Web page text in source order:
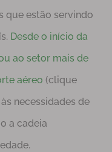
que estão servindo
Desde o início da
ao setor mais de
aéreo (clique
necessidades de
a cadeia